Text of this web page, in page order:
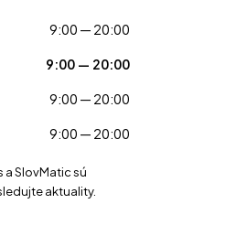
9:00 — 20:00
9:00 — 20:00
9:00 — 20:00
9:00 — 20:00
SlovMatic sú
aktuality.